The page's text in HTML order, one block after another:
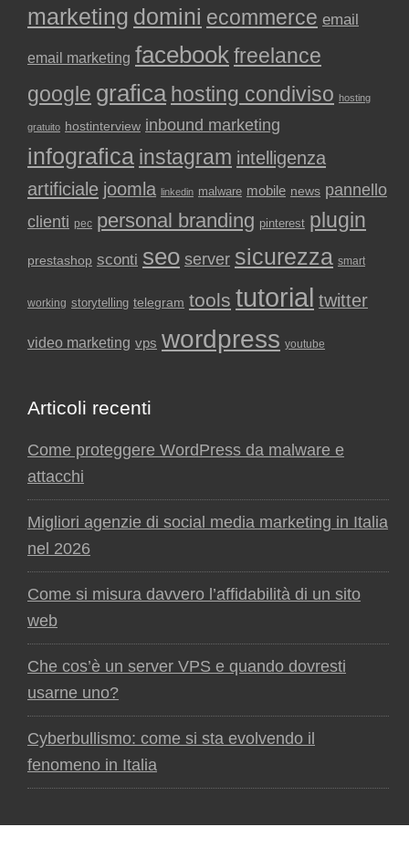
marketing domini ecommerce email
email marketing facebookfreelance
google grafica hosting condiviso hosting
gratuito hostinterview inbound marketing
infografica instagram intelligenza
artificiale joomla linkedin malware mobile news pannello
clienti pec personal branding pinterest plugin
prestashop sconti seo server sicurezza smart
working storytelling telegram tools tutorial twitter
video marketing vps wordpress youtube
Articoli recenti
Come proteggere WordPress da malware e
attacchi
Migliori agenzie di social media marketing in Italia
nel 2026
Come si misura davvero l’affidabilità di un sito
web
Che cos’è un server VPS e quando dovresti
usarne uno?
Cyberbullismo: come si sta evolvendo il
fenomeno in Italia